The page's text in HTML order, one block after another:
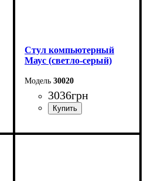
Стул компьютерный
Маус (светло-серый)
30020
3036грн